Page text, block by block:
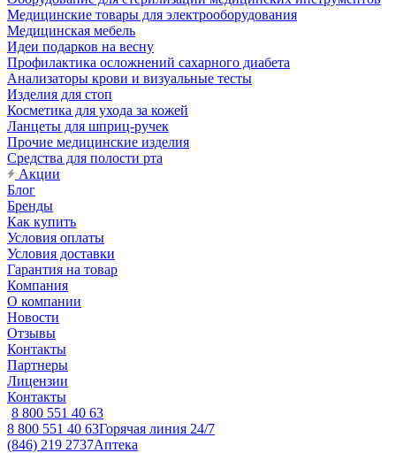
Медицинские товары для электрооборудования
Медицинская мебель
Идеи подарков на весну
Профилактика осложнений сахарного диабета
Анализаторы крови и визуальные тесты
Изделия для стоп
Косметика для ухода за кожей
Ланцеты для шприц-ручек
Прочие медицинские изделия
Средства для полости рта
Акции
Блог
Бренды
Как купить
Условия оплаты
Условия доставки
Гарантия на товар
Компания
О компании
Новости
Отзывы
Контакты
Партнеры
Лицензии
Контакты
8 800 551 40 63
8 800 551 40 63Горячая линия 24/7
(846) 219 2737Аптека